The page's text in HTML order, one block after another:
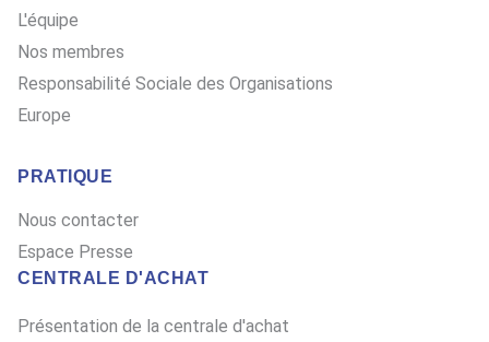
L'équipe
Nos membres
Responsabilité Sociale des Organisations
Europe
PRATIQUE
Nous contacter
Espace Presse
CENTRALE D'ACHAT
Présentation de la centrale d'achat